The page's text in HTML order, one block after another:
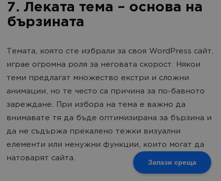
Запази среща
7. Леката тема – основа на
бързината
Темата, която сте избрали за своя WordPress сайт,
играе огромна роля за неговата скорост. Някои
теми предлагат множество екстри и сложни
анимации, но те често са причина за по-бавното
зареждане. При избора на тема е важно да
внимавате тя да бъде оптимизирана за бързина и
да не съдържа прекалено тежки визуални
елементи или ненужни функции, които могат да
натоварят сайта.